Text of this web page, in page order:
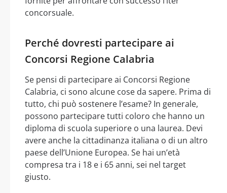
concorsuale.
Perché dovresti partecipare ai
Concorsi Regione Calabria
Se pensi di partecipare ai Concorsi Regione
Calabria, ci sono alcune cose da sapere. Prima di
tutto, chi può sostenere l’esame? In generale,
possono partecipare tutti coloro che hanno un
diploma di scuola superiore o una laurea. Devi
avere anche la cittadinanza italiana o di un altro
paese dell’Unione Europea. Se hai un’età
compresa tra i 18 e i 65 anni, sei nel target
giusto.